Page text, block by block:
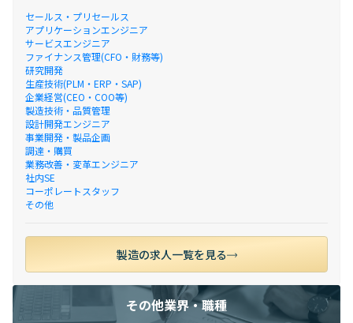
セールス・プリセールス
アプリケーションエンジニア
サービスエンジニア
ファイナンス管理(CFO・財務等)
研究開発
生産技術(PLM・ERP・SAP)
企業経営(CEO・COO等)
製造技術・品質管理
設計開発エンジニア
事業開発・製品企画
調達・購買
業務改善・変革エンジニア
社内SE
コーポレートスタッフ
その他
製造の求人一覧を見る
その他業界・職種